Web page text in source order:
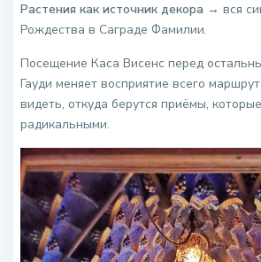
Растения как источник декора → вся
Рождества в Саграде Фамилии.
Посещение Каса Висенс перед
Гауди меняет восприятие всего
видеть, откуда берутся приёмы,
радикальными.